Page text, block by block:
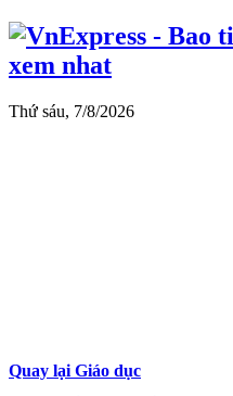
Thứ sáu, 7/8/2026
Quay lại Giáo dục